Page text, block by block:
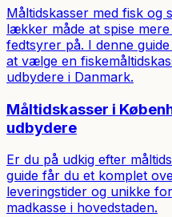
Måltidskasser med fisk og
lækker måde at spise
fedtsyrer på. I denne
at vælge en
udbydere i Danmark.
Måltidskasser i
udbydere
Er du på udkig efter
guide får du et komplet
leveringstider og unikke
madkasse i hovedstaden.